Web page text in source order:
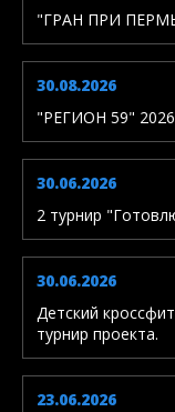
"ГРАН ПРИ
30.08.2026
"РЕГИОН 59" 2026
30.06.2026
2 турнир
30.06.2026
Детский
турнир проекта.
23.06.2026